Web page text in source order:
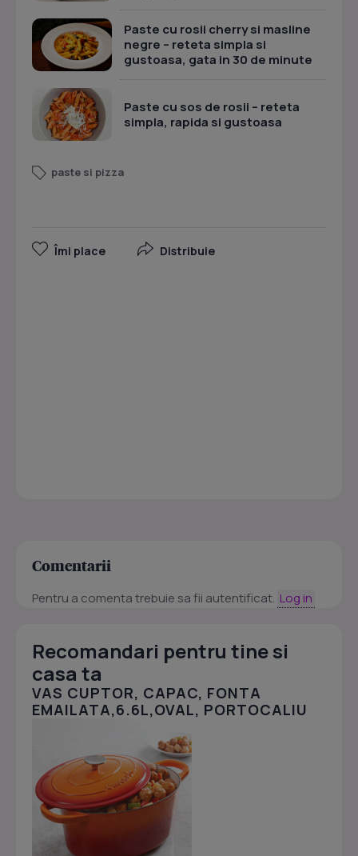
Paste cu rosii cherry si masline
negre – reteta simpla si
gustoasa, gata in 30 de minute
Paste cu sos de rosii – reteta
simpla, rapida si gustoasa
paste si pizza
Îmi place Distribuie
Comentarii
Pentru a comenta trebuie sa fii autentificat. Log in
Recomandari pentru tine si
casa ta
VAS CUPTOR, CAPAC, FONTA
EMAILATA,6.6L,OVAL, PORTOCALIU